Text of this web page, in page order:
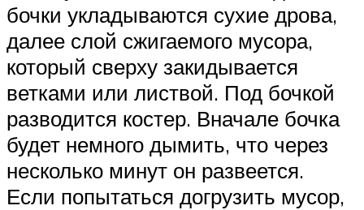
бочки укладываются сухие дрова,
далее слой сжигаемого мусора,
который сверху закидывается
ветками или листвой. Под бочкой
разводится костер. Вначале бочка
будет немного дымить, что через
несколько минут он развеется.
Если попытаться догрузить мусор,